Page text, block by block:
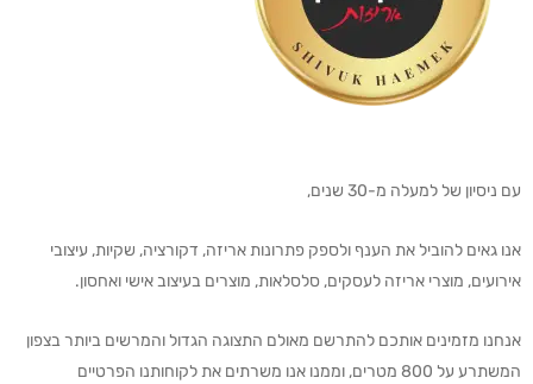
עם ניסיון של למעלה מ-30 שנים,
אנו גאים להוביל את הענף ולספק פתרונות אריזה, דקורציה, שקיות, עיצובי
אירועים, מוצרי אריזה לעסקים, סלסלאות, מוצרים בעיצוב אישי ואחסון.
אנחנו מזמינים אותכם להתרשם מאולם התצוגה הגדול והמרשים ביותר בצפון
המשתרע על 800 מטרים, וממנו אנו משרתים את לקוחותנו הפרטיים